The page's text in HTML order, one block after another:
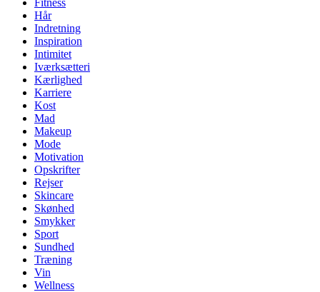
Hår
Indretning
Inspiration
Intimitet
Iværksætteri
Kærlighed
Karriere
Kost
Mad
Makeup
Mode
Motivation
Opskrifter
Rejser
Skincare
Skønhed
Smykker
Sport
Sundhed
Træning
Vin
Wellness